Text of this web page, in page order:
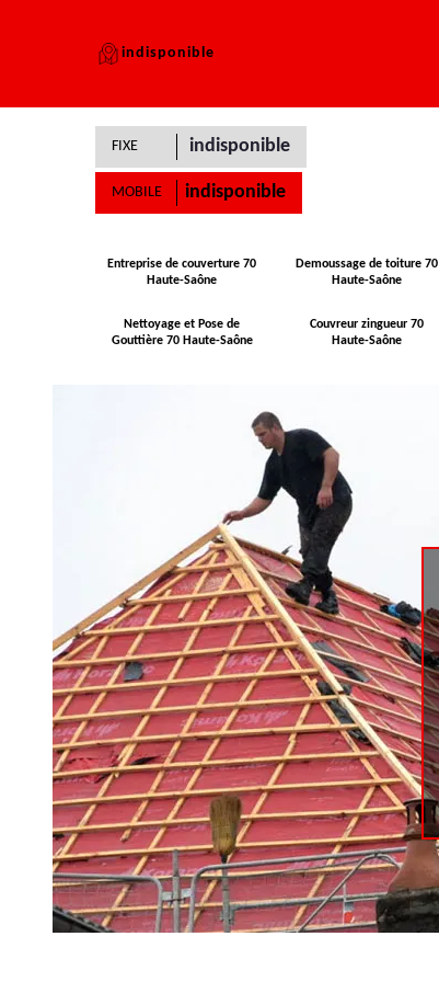
indisponible
FIXE indisponible
MOBILE indisponible
Entreprise de couverture 70
Haute-Saône
Demoussage de toiture 70
Haute-Saône
Nettoyage et Pose de
Gouttière 70 Haute-Saône
Couvreur zingueur 70
Haute-Saône